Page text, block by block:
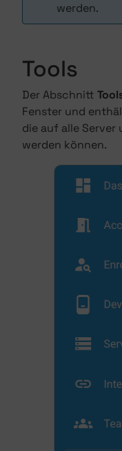
werden.
Tools
Der Abschnitt
Fenster und
die auf alle Server
werden können.